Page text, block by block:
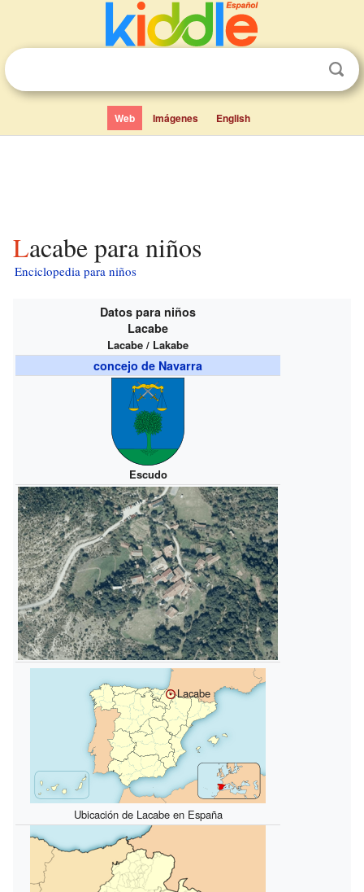
Web Imágenes English
Lacabe para niños
Enciclopedia para niños
Datos para niños
Lacabe
Lacabe / Lakabe
concejo de Navarra
Escudo
Lacabe
Ubicación de Lacabe en España